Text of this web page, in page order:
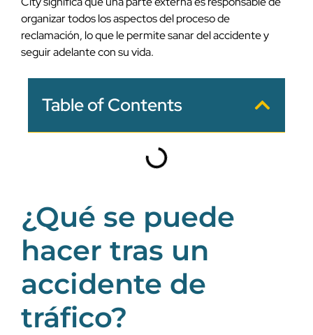
organizar todos los aspectos del proceso de
reclamación, lo que le permite sanar del accidente y
seguir adelante con su vida.
Table of Contents
¿Qué se puede
hacer tras un
accidente de
tráfico?